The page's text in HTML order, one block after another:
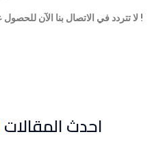
لا تتردد في الاتصال بنا الآن للحصول على أفضل خدمة لنقل عفشك في جدة !
احدث المقالات